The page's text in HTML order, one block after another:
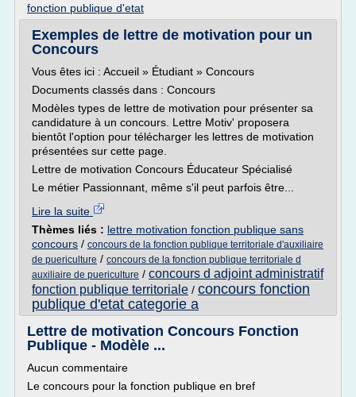
fonction publique d'etat
Exemples de lettre de motivation pour un
Concours
Vous êtes ici : Accueil » Étudiant » Concours
Documents classés dans : Concours
Modèles types de lettre de motivation pour présenter sa
candidature à un concours. Lettre Motiv' proposera
bientôt l'option pour télécharger les lettres de motivation
présentées sur cette page.
Lettre de motivation Concours Éducateur Spécialisé
Le métier Passionnant, même s'il peut parfois être...
Lire la suite
Thèmes liés : lettre motivation fonction publique sans
concours / concours de la fonction publique territoriale d'auxiliaire
de puericulture / concours de la fonction publique territoriale d
auxiliaire de puericulture / concours d adjoint administratif
fonction publique territoriale / concours fonction
publique d'etat categorie a
Lettre de motivation Concours Fonction
Publique - Modèle ...
Aucun commentaire
Le concours pour la fonction publique en bref